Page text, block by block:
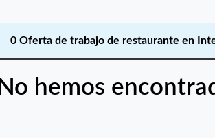
0 Oferta de trabajo de restaurante en
No hemos